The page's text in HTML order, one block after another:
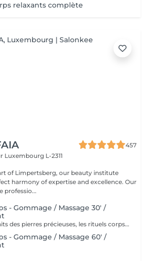
relaxants complète
457
Luxembourg L-2311
of Limpertsberg, our beauty institute
harmony of expertise and excellence. Our
professio...
- Gommage / Massage 30' /
Inspirés des bienfaits des pierres précieuses, les rituels corps Gemology associent techniques de massage expertes et actifs minéraux pour offrir un moment de détente absolue. Chaque soin est conçu pour rééquilibrer, hydrater, raffermir ou détoxifier la peau, tout en apaisant le corps et l'esprit. Une expérience sensorielle unique, où luxe et efficacité se rencontrent pour révéler l'éclat naturel de votre peau.
- Gommage / Massage 60' /